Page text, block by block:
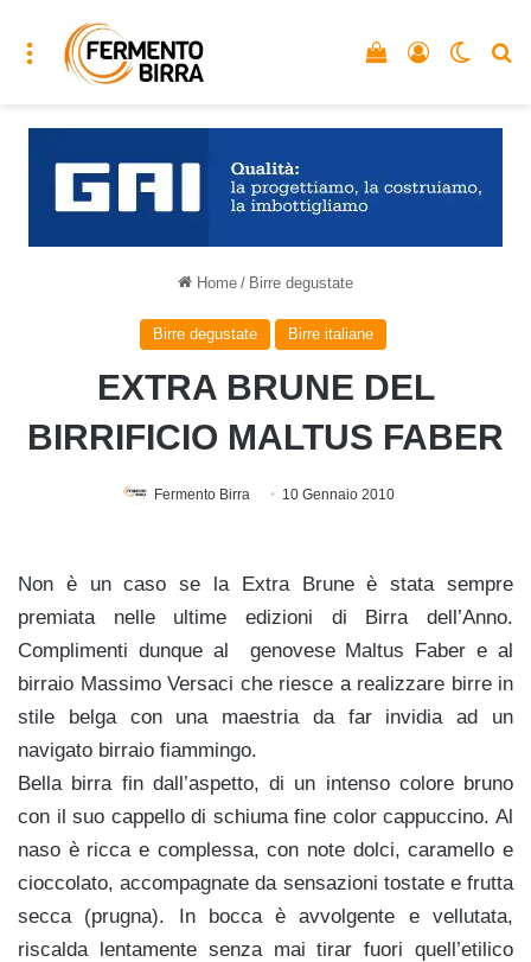
Menu Accedi
Vedi il carrello
Home / Birre degustate
Birre degustate Birre italiane
EXTRA BRUNE DEL
BIRRIFICIO MALTUS FABER
Fermento Birra 10 Gennaio 2010
Non è un caso se la Extra Brune è stata sempre
premiata nelle ultime edizioni di Birra dell’Anno.
Complimenti dunque al genovese Maltus Faber e al
birraio Massimo Versaci che riesce a realizzare birre in
stile belga con una maestria da far invidia ad un
navigato birraio fiammingo.
Bella birra fin dall’aspetto, di un intenso colore bruno
con il suo cappello di schiuma fine color cappuccino. Al
naso è ricca e complessa, con note dolci, caramello e
cioccolato, accompagnate da sensazioni tostate e frutta
secca (prugna). In bocca è avvolgente e vellutata,
riscalda lentamente senza mai tirar fuori quell’etilico